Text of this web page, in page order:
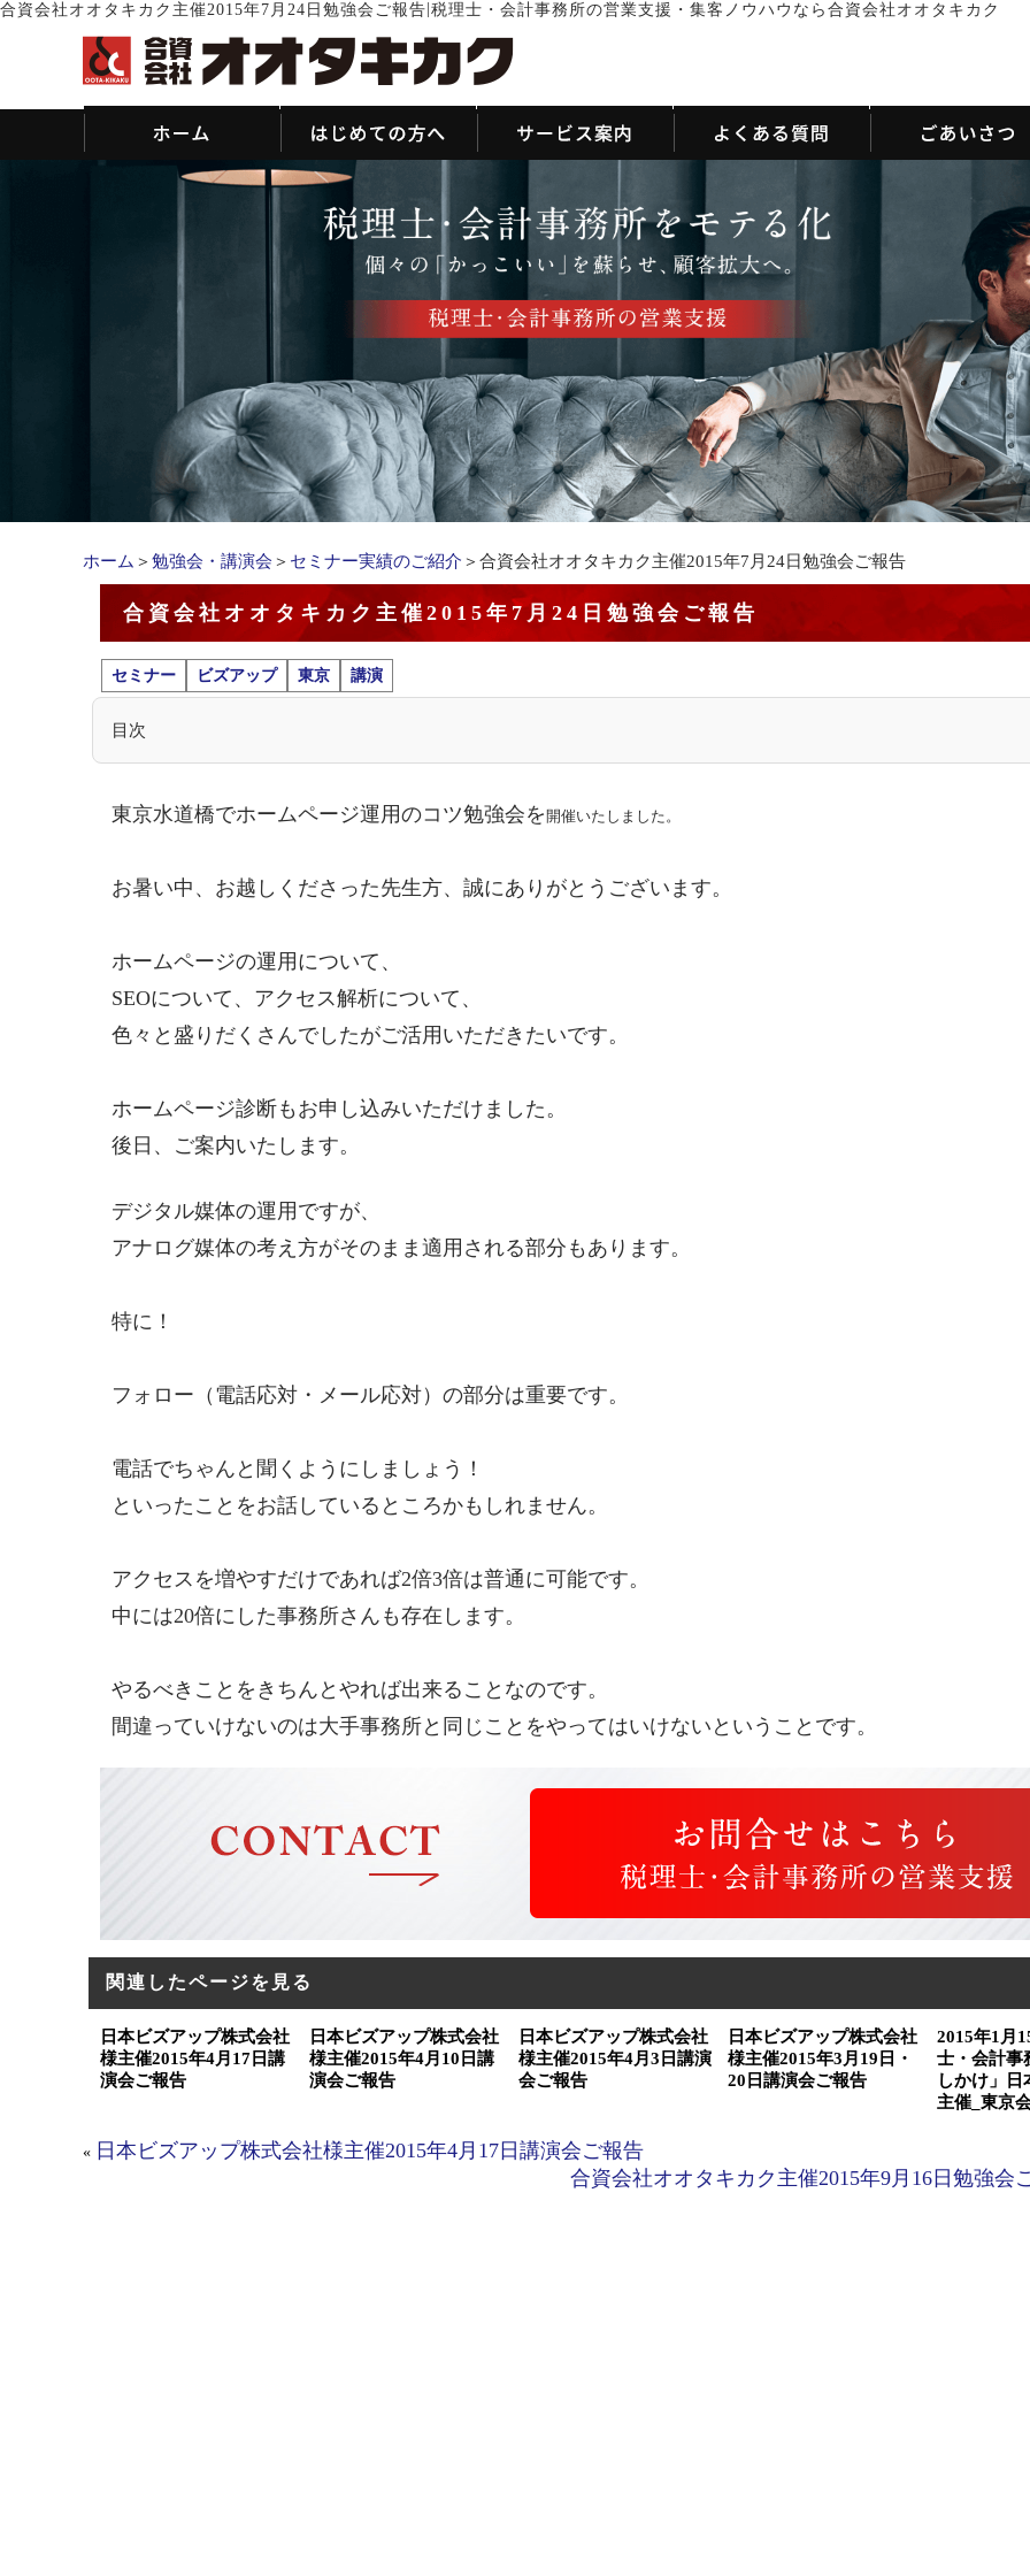
合資会社オオタキカク主催2015年7月24日勉強会ご報告 税理士・会計事務所の営業支援・集客ノウハウなら合資会社オオタキカク
ホーム ＞ 勉強会・講演会 ＞ セミナー実績のご紹介 ＞合資会社オオタキカク主催2015年7月24日勉強会ご報告
合資会社オオタキカク主催2015年7月24日勉強会ご報告
セミナー ビズアップ 東京 講演
目次
東京水道橋でホームページ運用のコツ勉強会を 開催いたしました。
お暑い中、お越しくださった先生方、誠にありがとうございます。
ホームページの運用について、
SEOについて、アクセス解析について、
色々と盛りだくさんでしたがご活用いただきたいです。
ホームページ診断もお申し込みいただけました。
後日、ご案内いたします。
デジタル媒体の運用ですが、
アナログ媒体の考え方がそのまま適用される部分もあります。
特に！
フォロー（電話応対・メール応対）の部分は重要です。
電話でちゃんと聞くようにしましょう！
といったことをお話しているところかもしれません。
アクセスを増やすだけであれば2倍3倍は普通に可能です。
中には20倍にした事務所さんも存在します。
やるべきことをきちんとやれば出来ることなのです。
間違っていけないのは大手事務所と同じことをやってはいけないということです。
関連したページを見る
日本ビズアップ株式会社
様主催2015年4月17日講
演会ご報告
日本ビズアップ株式会社
様主催2015年4月10日講
演会ご報告
日本ビズアップ株式会社
様主催2015年4月3日講演
会ご報告
日本ビズアップ株式会社
様主催2015年3月19日・
20日講演会ご報告
2015年1月
士・会計事
しかけ」日
主催_東京
« 日本ビズアップ株式会社様主催2015年4月17日講演会ご報告
合資会社オオタキカク主催2015年9月16日勉強会